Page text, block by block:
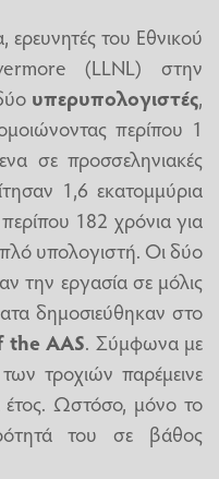
του Εθνικού
(LLNL) στην
υπερυπολογιστές,
περίπου 1
σε προσσεληνιακές
1,6 εκατομμύρια
182 χρόνια για
υπολογιστή. Οι δύο
την εργασία σε μόλις
δημοσιεύθηκαν στο
the AAS. Σύμφωνα με
τροχιών παρέμεινε
έτος. Ωστόσο, μόνο το
του σε βάθος